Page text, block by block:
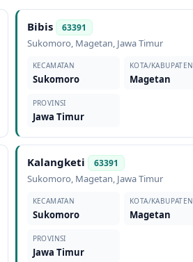
Bibis 63391
Sukomoro, Magetan, Jawa Timur
KECAMATAN
Sukomoro
KOTA/KABUPATEN
Magetan
PROVINSI
Jawa Timur
Kalangketi 63391
Sukomoro, Magetan, Jawa Timur
KECAMATAN
Sukomoro
KOTA/KABUPATEN
Magetan
PROVINSI
Jawa Timur